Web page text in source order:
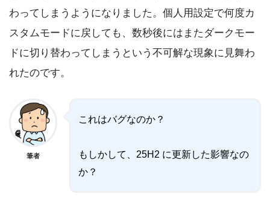
わってしまうようになりました。個人用設定で何度カ
スタムモードに戻しても、数秒後にはまたダークモー
ドに切り替わってしまうという不可解な現象に見舞わ
れたのです。
筆者
これはバグなのか？
もしかして、25H2 に更新した影響なの
か？